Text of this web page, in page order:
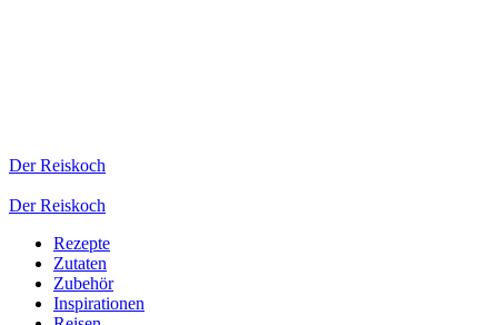
Der Reiskoch
Der Reiskoch
Rezepte
Zutaten
Zubehör
Inspirationen